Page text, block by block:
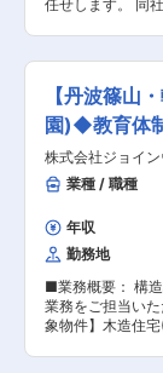
製工場等に出荷
て、同社の強み
くりと利益の積
変更の範囲：会
法」について：
会、冠婚葬祭施
の短縮、環境へ
す。そのような
・プラン段階か
案を無償でサポー
けています。※工事範
囲：会社の定める
任せします。 同
えば、フィルム
大型の金属部品
する技術があり
を受託しており
味わえるお仕事
る業務】 ■入社後の流れ : 加工機械ごとに主担当
がついており、
て、先輩に教え
ます。 その後、
任せする予定で
のスキルアップが目指せ
尼崎工場では12
30代を中心に、
活躍しています。
名が丹波工場へ配属予定
変化による製品
【丹波篠山
園)◆教育体
れる！
株式会社ジョイ
業種 / 職種
年収
勤務地
■業務概要： 構
業務をご担当いただきます。
象物件】木造住